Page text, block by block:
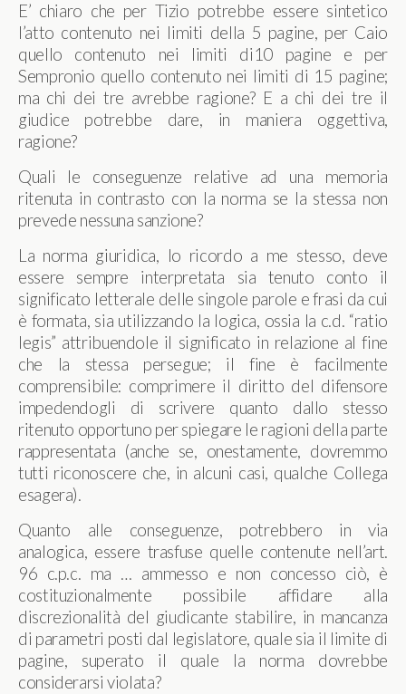
E’ chiaro che per Tizio potrebbe essere sintetico
l’atto contenuto nei limiti della 5 pagine, per Caio
quello contenuto nei limiti di10 pagine e per
Sempronio quello contenuto nei limiti di 15 pagine;
ma chi dei tre avrebbe ragione? E a chi dei tre il
giudice potrebbe dare, in maniera oggettiva,
ragione?
Quali le conseguenze relative ad una memoria
ritenuta in contrasto con la norma se la stessa non
prevede nessuna sanzione?
La norma giuridica, lo ricordo a me stesso, deve
essere sempre interpretata sia tenuto conto il
significato letterale delle singole parole e frasi da cui
è formata, sia utilizzando la logica, ossia la c.d. “ratio
legis” attribuendole il significato in relazione al fine
che la stessa persegue; il fine è facilmente
comprensibile: comprimere il diritto del difensore
impedendogli di scrivere quanto dallo stesso
ritenuto opportuno per spiegare le ragioni della parte
rappresentata (anche se, onestamente, dovremmo
tutti riconoscere che, in alcuni casi, qualche Collega
esagera).
Quanto alle conseguenze, potrebbero in via
analogica, essere trasfuse quelle contenute nell’art.
96 c.p.c. ma … ammesso e non concesso ciò, è
costituzionalmente possibile affidare alla
discrezionalità del giudicante stabilire, in mancanza
di parametri posti dal legislatore, quale sia il limite di
pagine, superato il quale la norma dovrebbe
considerarsi violata?